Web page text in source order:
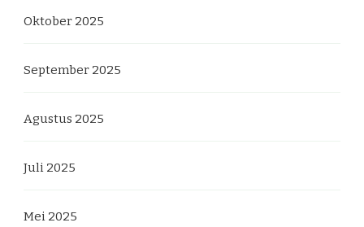
Oktober 2025
September 2025
Agustus 2025
Juli 2025
Mei 2025